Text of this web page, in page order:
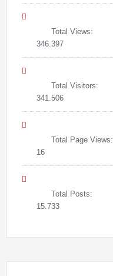
Total Views:
346.397
Total Visitors:
341.506
Total Page Views:
16
Total Posts:
15.733